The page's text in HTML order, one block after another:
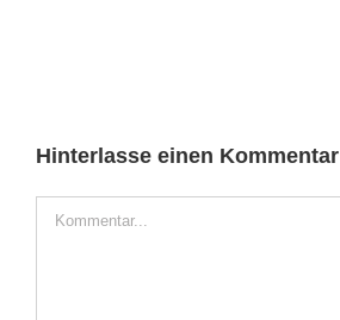
Hinterlasse einen Kommentar